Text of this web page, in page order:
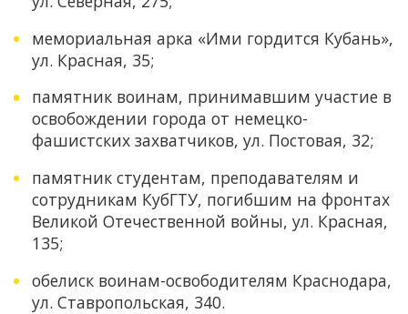
мемориальная арка «Ими гордится Кубань»,
ул. Красная, 35;
памятник воинам, принимавшим участие в
освобождении города от немецко-
фашистских захватчиков, ул. Постовая, 32;
памятник студентам, преподавателям и
сотрудникам КубГТУ, погибшим на фронтах
Великой Отечественной войны, ул. Красная,
135;
обелиск воинам-освободителям Краснодара,
ул. Ставропольская, 340.